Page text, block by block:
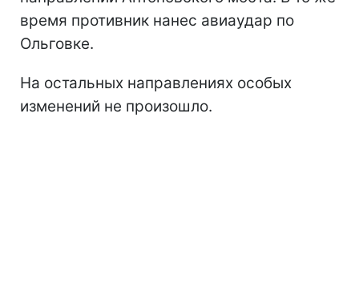
время противник нанес авиаудар по
Ольговке.
На остальных направлениях особых
изменений не произошло.